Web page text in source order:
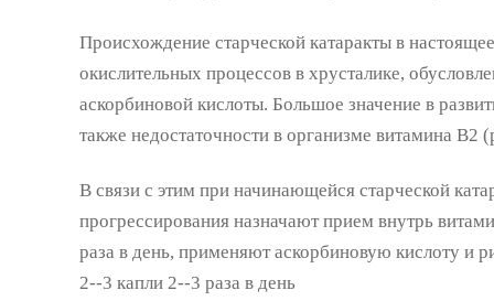
Происхождение старческой катаракты в
окислительных процессов в хрусталике,
аскорбиновой кислоты. Большое значение в
также недостаточности в организме витамина В2
В связи с этим при начинающейся старческой
прогрессирования назначают прием внутрь
раза в день, применяют аскорбиновую кислоту и
2--3 капли 2--3 раза в день